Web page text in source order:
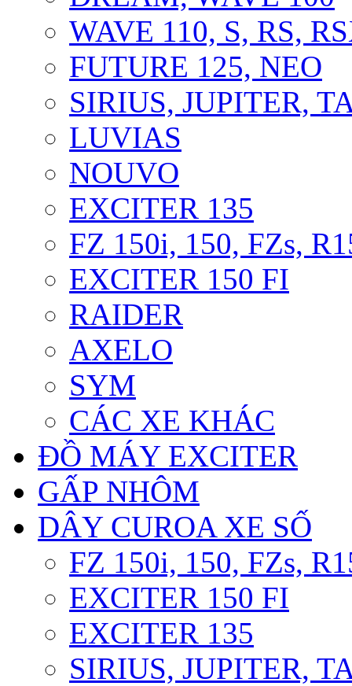
WAVE 110, S, RS,
FUTURE 125, NEO
SIRIUS, JUPITER,
LUVIAS
NOUVO
EXCITER 135
FZ 150i, 150, FZs,
EXCITER 150 FI
RAIDER
AXELO
SYM
CÁC XE KHÁC
ĐỒ MÁY EXCITER
GẤP NHÔM
DÂY CUROA XE SỐ
FZ 150i, 150, FZs,
EXCITER 150 FI
EXCITER 135
SIRIUS, JUPITER,